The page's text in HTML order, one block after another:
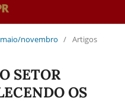
maio/novembro / Artigos
SETOR
OS